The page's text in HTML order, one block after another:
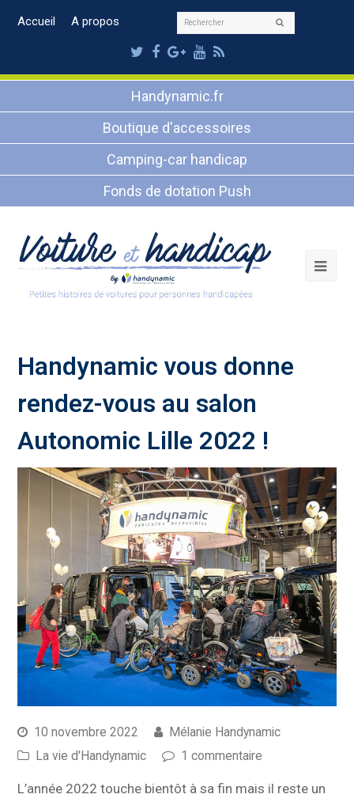
Accueil A propos Rechercher
Twitter
Facebook
Google
Plus
Youtube
RSS
Handynamic.fr
Boutique d'accessoires
Camping-car handicap
Fonds de dotation Push
Handynamic vous donne
rendez-vous au salon
Autonomic Lille 2022 !
10 novembre 2022
Mélanie Handynamic
La vie d'Handynamic
1 commentaire
L’année 2022 touche bientôt à sa fin mais il reste un